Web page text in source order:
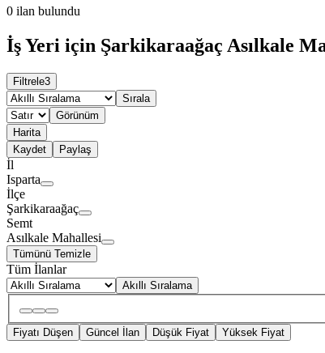
0 ilan bulundu
İş Yeri için Şarkikaraağaç Asılkale
Filtrele3
Sırala
Görünüm
Harita
Kaydet
Paylaş
İl
Isparta
İlçe
Şarkikaraağaç
Semt
Asılkale Mahallesi
Tümünü Temizle
Tüm İlanlar
Akıllı Sıralama
Fiyatı Düşen Güncel İlan Düşük Fiyat Yüksek Fiyat